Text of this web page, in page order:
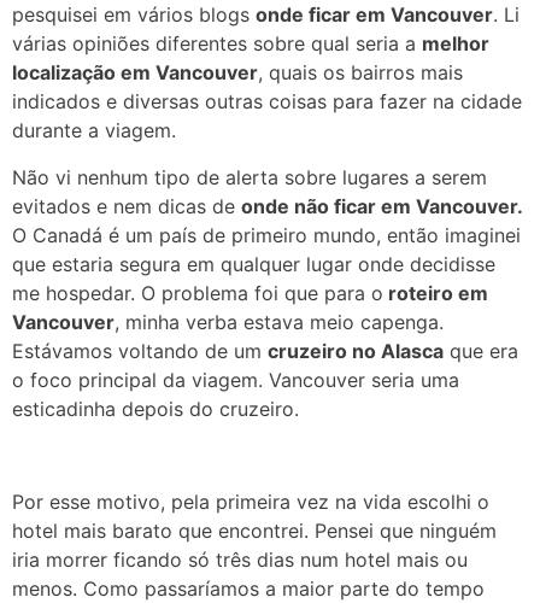
pesquisei em vários blogs onde ficar em Vancouver. Li
várias opiniões diferentes sobre qual seria a melhor
localização em Vancouver, quais os bairros mais
indicados e diversas outras coisas para fazer na cidade
durante a viagem.
Não vi nenhum tipo de alerta sobre lugares a serem
evitados e nem dicas de onde não ficar em Vancouver.
O Canadá é um país de primeiro mundo, então imaginei
que estaria segura em qualquer lugar onde decidisse
me hospedar. O problema foi que para o roteiro em
Vancouver, minha verba estava meio capenga.
Estávamos voltando de um cruzeiro no Alasca que era
o foco principal da viagem. Vancouver seria uma
esticadinha depois do cruzeiro.
Por esse motivo, pela primeira vez na vida escolhi o
hotel mais barato que encontrei. Pensei que ninguém
iria morrer ficando só três dias num hotel mais ou
menos. Como passaríamos a maior parte do tempo